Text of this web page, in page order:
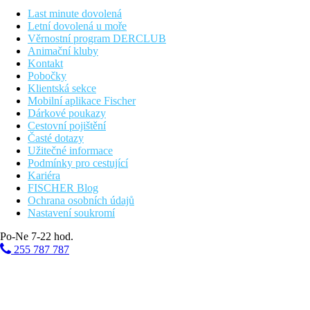
klimatizace, TV, telefon, wi-fi připojení k internetu, trezor, fén,
upozornění
dětská postýlka:
Vzdálenosti
1075 km
Praha
1130 km
Brno
1090 km
Bratislava
Fotogalerie
Last minute dovolená
Letní dovolená u moře
Věrnostní program DERCLUB
Animační kluby
Kontakt
Pobočky
Klientská sekce
Mobilní aplikace Fischer
Dárkové poukazy
Cestovní pojištění
Časté dotazy
Užitečné informace
Podmínky pro cestující
Kariéra
FISCHER Blog
Ochrana osobních údajů
Nastavení soukromí
Po-Ne 7-22 hod.
255 787 787